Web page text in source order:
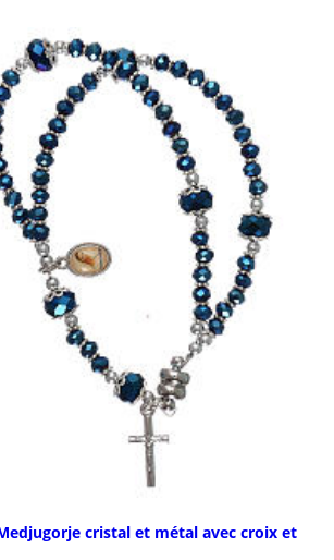
cristal et métal avec croix et